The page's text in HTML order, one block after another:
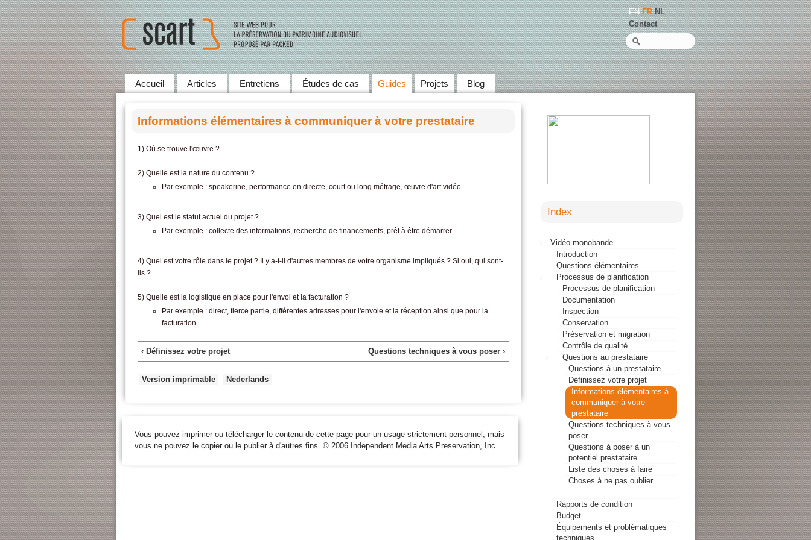
Skip to main content
EN FR NL
Recherche
Contact
Accueil Articles Entretiens Études de cas Guides Projets Blog
Informations élémentaires à communiquer à votre prestataire
1) Où se trouve l'œuvre ?
2) Quelle est la nature du contenu ?
Par exemple : speakerine, performance en directe, court ou long métrage, œuvre d'art vidéo
3) Quel est le statut actuel du projet ?
Par exemple : collecte des informations, recherche de financements, prêt à être démarrer.
4) Quel est votre rôle dans le projet ? Il y a-t-il d'autres membres de votre organisme impliqués ? Si oui, qui sont-
ils ?
5) Quelle est la logistique en place pour l'envoi et la facturation ?
Par exemple : direct, tierce partie, différentes adresses pour l'envoie et la réception ainsi que pour la
facturation.
‹ Définissez votre projet Questions techniques à vous poser ›
Version imprimable Nederlands
Vous pouvez imprimer ou télécharger le contenu de cette page pour un usage strictement personnel, mais
vous ne pouvez le copier ou le publier à d'autres fins. © 2006 Independent Media Arts Preservation, Inc.
Index
Vidéo monobande
Introduction
Questions élémentaires
Processus de planification
Processus de planification
Documentation
Inspection
Conservation
Préservation et migration
Contrôle de qualité
Questions au prestataire
Questions à un prestataire
Définissez votre projet
Informations élémentaires à
communiquer à votre
prestataire
Questions techniques à vous
poser
Questions à poser à un
potentiel prestataire
Liste des choses à faire
Choses à ne pas oublier
Rapports de condition
Budget
Équipements et problématiques
techniques